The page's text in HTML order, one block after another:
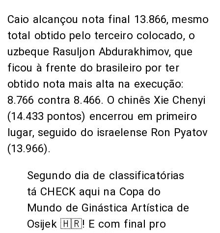
Caio alcançou nota final 13.866, mesmo
total obtido pelo terceiro colocado, o
uzbeque Rasuljon Abdurakhimov, que
ficou à frente do brasileiro por ter
obtido nota mais alta na execução:
8.766 contra 8.466. O chinês Xie Chenyi
(14.433 pontos) encerrou em primeiro
lugar, seguido do israelense Ron Pyatov
(13.966).
Segundo dia de classificatórias
tá CHECK aqui na Copa do
Mundo de Ginástica Artística de
Osijek 🇭🇷! E com final pro